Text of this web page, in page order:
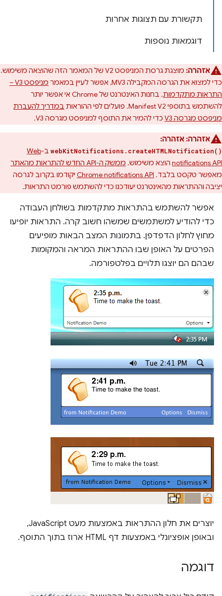
תקשורת עם תצוגות אחרות
דוגמאות נוספות
אזהרה:
מוצגת גרסת המניפסט V2 של המאמר הזה שהוצאה משימוש.
כדי למצוא את הגרסה המקבילה MV3, אפשר לעיין במאמר
מניפסט V3 –
התראות מתקדמות
. בחנות האינטרנט של Chrome אי אפשר יותר
להשתמש בתוספי Manifest V2. פועלים לפי ההוראות
במדריך להעברת
מניפסט מגרסה V3
כדי להמיר את התוסף למניפסט מגרסה V3.
אזהרה: אזהרה:
webKitNotifications.createHTMLNotification() ב-Web
notifications API הוצא משימוש. ממשק ה-API החדש להתראות מהאתר
מאפשר טקסט בלבד. Chrome notifications API יקודמו בקרוב לגרסה
יציבה וההתראות מהאינטרנט יעודכנו כדי להשתמש פורמט התראות.
אפשר להשתמש בהתראות מתקדמות בשולחן העבודה
כדי להודיע למשתמשים שמשהו חשוב קרה. התראות יופיעו
מחוץ לחלון הדפדפן. בתמונות המצב הבאות מופיעים
הפרטים על האופן שבו ההתראות המראה והמקומות
שבהם הם יוצגו תלויים בפלטפורמה.
יוצרים את חלון ההתראות באמצעות מעט JavaScript,
ובאופן אופציונלי באמצעות דף HTML ארוז בתוך התוסף.
דוגמה